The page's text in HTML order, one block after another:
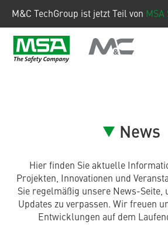
M&C TechGroup ist jetzt Teil von MSA
News
Hier finden Sie aktuelle
Projekten, Innovationen und
Sie regelmäßig unsere News-Seite,
Updates zu verpassen. Wir freuen
Entwicklungen auf dem